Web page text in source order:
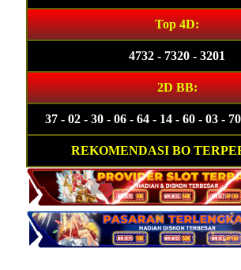
Top 4D:
4732 - 7320 - 3201
2D BB:
37 - 02 - 30 - 06 - 64 - 14 - 60 - 03 -
REKOMENDASI BO